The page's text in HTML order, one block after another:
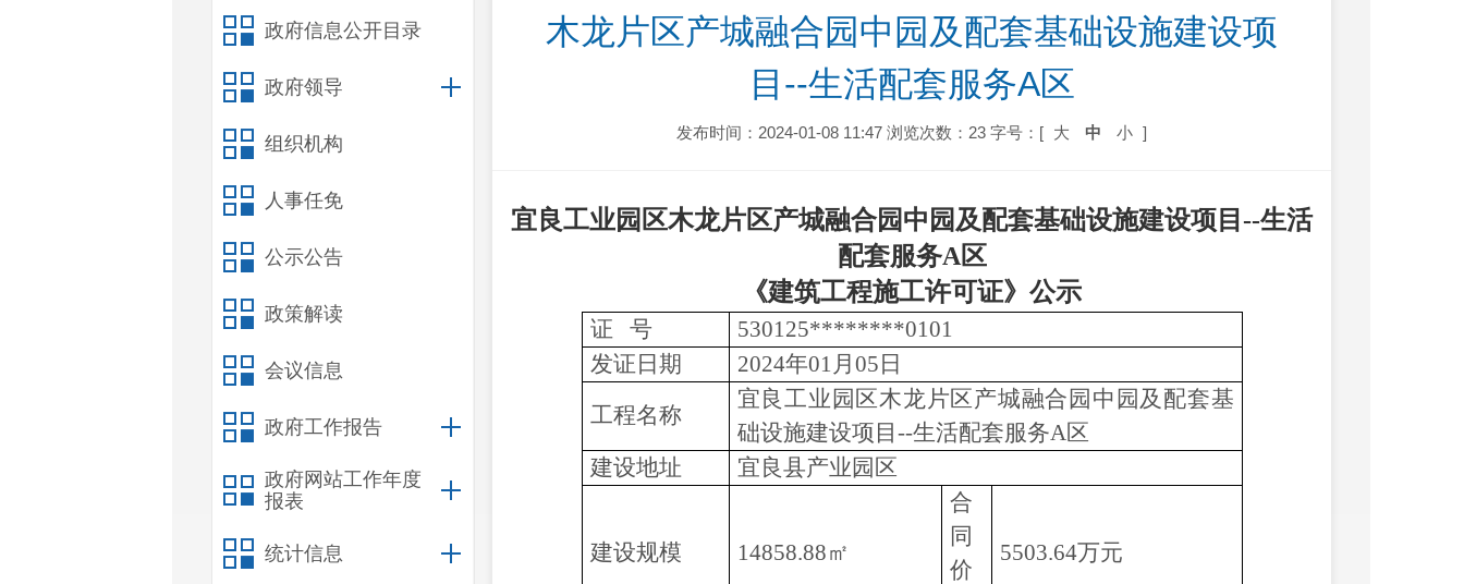
政府信息公开目录
政府领导
组织机构
人事任免
公示公告
政策解读
会议信息
政府工作报告
政府网站工作年度
报表
统计信息
木龙片区产城融合园中园及配套基础设施建设项
目--生活配套服务A区
发布时间：2024-01-08 11:47 浏览次数：23 字号：[ 大 中 小 ]
宜良工业园区木龙片区产城融合园中园及配套基础设施建设项目 --生活
配套服务A区
《建筑工程施工许可证》公示
证 号
530125********0101
发证日期
2024年01月05日
工程名称
宜良工业园区木龙片区产城融合园中园及配套基
础设施建设项目--生活配套服务A区
建设地址
宜良县产业园区
建设规模 14858.88㎡
合
同
价
5503.64万元